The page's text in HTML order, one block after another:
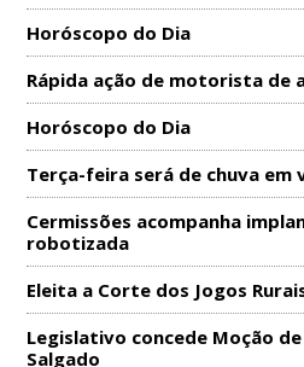
Horóscopo do Dia
Rápida ação de motorista de
Horóscopo do Dia
Terça-feira será de chuva em
Cermissões acompanha
robotizada
Eleita a Corte dos Jogos
Legislativo concede Moção
Salgado